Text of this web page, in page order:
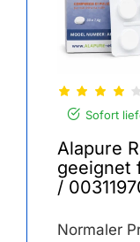
Sofort
Alapure
geeignet
/
Normaler